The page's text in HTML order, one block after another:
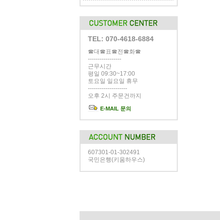
TEL: 070-4618-6884
☎대☎표☎전☎화☎
-----------------
근무시간
평일 09:30~17:00
토요일 일요일 휴무
--------------------
오후 2시 주문건까지
E-MAIL 문의
607301-01-302491
국민은행(키움하우스)